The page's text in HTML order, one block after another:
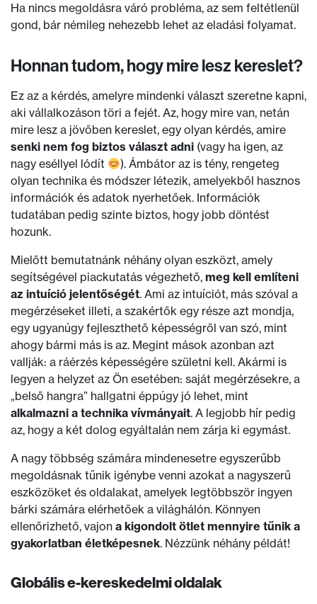
Ha nincs megoldásra váró probléma, az sem feltétlenül
gond, bár némileg nehezebb lehet az eladási folyamat.
Honnan tudom, hogy mire lesz kereslet?
Ez az a kérdés, amelyre mindenki választ szeretne kapni,
aki vállalkozáson töri a fejét. Az, hogy mire van, netán
mire lesz a jövőben kereslet, egy olyan kérdés, amire
senki nem fog biztos választ adni (vagy ha igen, az
nagy eséllyel lódít
). Ámbátor az is tény, rengeteg
olyan technika és módszer létezik, amelyekből hasznos
információk és adatok nyerhetőek. Információk
tudatában pedig szinte biztos, hogy jobb döntést
hozunk.
Mielőtt bemutatnánk néhány olyan eszközt, amely
segítségével piackutatás végezhető, meg kell említeni
az intuíció jelentőségét. Ami az intuíciót, más szóval a
megérzéseket illeti, a szakértők egy része azt mondja,
egy ugyanúgy fejleszthető képességről van szó, mint
ahogy bármi más is az. Megint mások azonban azt
vallják: a ráérzés képességére születni kell. Akármi is
legyen a helyzet az Ön esetében: saját megérzésekre, a
„belső hangra” hallgatni éppúgy jó lehet, mint
alkalmazni a technika vívmányait. A legjobb hír pedig
az, hogy a két dolog egyáltalán nem zárja ki egymást.
A nagy többség számára mindenesetre egyszerűbb
megoldásnak tűnik igénybe venni azokat a nagyszerű
eszközöket és oldalakat, amelyek legtöbbször ingyen
bárki számára elérhetőek a világhálón. Könnyen
ellenőrizhető, vajon a kigondolt ötlet mennyire tűnik a
gyakorlatban életképesnek. Nézzünk néhány példát!
Globális e-kereskedelmi oldalak